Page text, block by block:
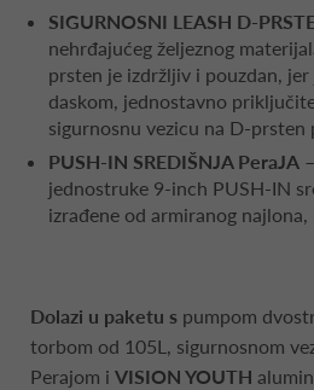
SIGURNOSNI LEASH D-
nehrđajućeg željeznog
prsten je izdržljiv i pouzdan,
daskom, jednostavno
sigurnosnu vezicu na D-prsten
PUSH-IN SREDIŠNJA PeraJA
jednostruke 9-inch PUSH-IN
izrađene od armiranog
Dolazi u paketu s pumpom
torbom od 105L, sigurnosnom
Perajom i VISION YOUTH